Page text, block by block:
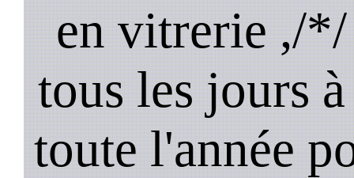
en vitrerie ,/*/
tous les jours
toute l'année